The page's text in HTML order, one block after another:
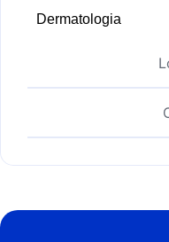
Dermatologia